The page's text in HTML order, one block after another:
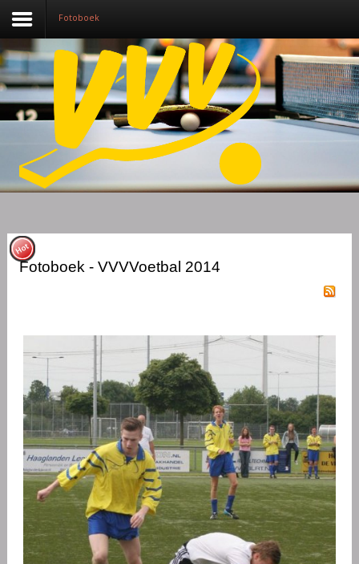
Nieuws
Over VVV
Lidmaatschap
Competitie
Vrijwilligers
English
Fotoboek
Fotoboek - VVVVoetbal 2014